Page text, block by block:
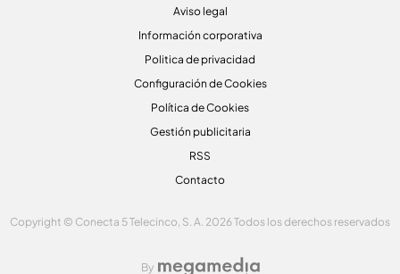
Aviso legal
Información corporativa
Politica de privacidad
Configuración de Cookies
Política de Cookies
Gestión publicitaria
RSS
Contacto
Copyright © Conecta 5 Telecinco, S. A. 2026 Todos los derechos reservados
By